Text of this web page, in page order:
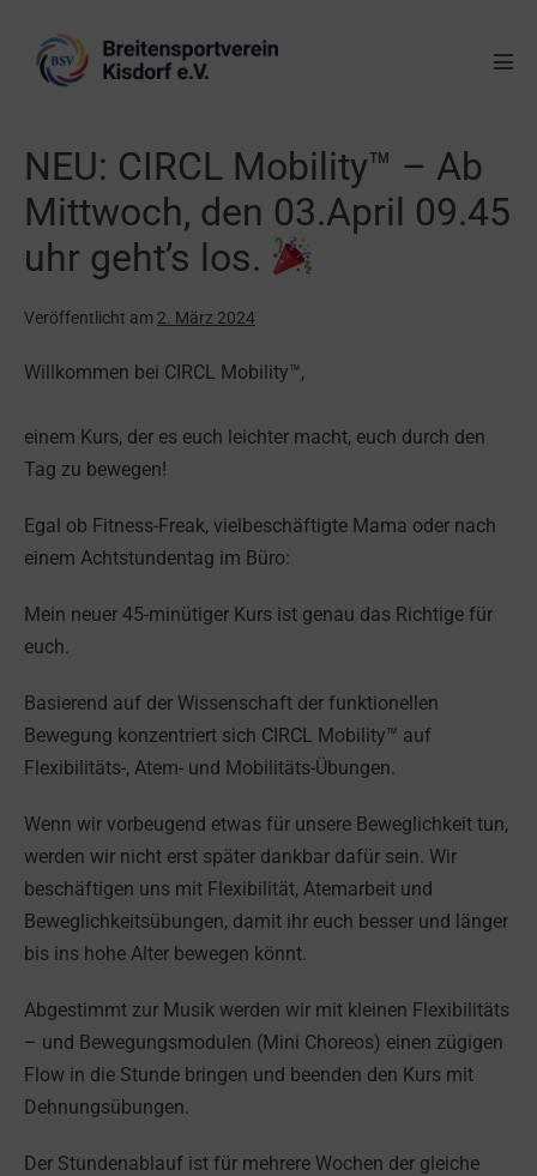
NEU: CIRCL Mobility™ – Ab
Mittwoch, den 03.April 09.45
uhr geht’s los.
Veröffentlicht am 2. März 2024
Willkommen bei CIRCL Mobility™,
einem Kurs, der es euch leichter macht, euch durch den
Tag zu bewegen!
Egal ob Fitness-Freak, vielbeschäftigte Mama oder nach
einem Achtstundentag im Büro:
Mein neuer 45-minütiger Kurs ist genau das Richtige für
euch.
Basierend auf der Wissenschaft der funktionellen
Bewegung konzentriert sich CIRCL Mobility™ auf
Flexibilitäts-, Atem- und Mobilitäts-Übungen.
Wenn wir vorbeugend etwas für unsere Beweglichkeit tun,
werden wir nicht erst später dankbar dafür sein. Wir
beschäftigen uns mit Flexibilität, Atemarbeit und
Beweglichkeitsübungen, damit ihr euch besser und länger
bis ins hohe Alter bewegen könnt.
Abgestimmt zur Musik werden wir mit kleinen Flexibilitäts
– und Bewegungsmodulen (Mini Choreos) einen zügigen
Flow in die Stunde bringen und beenden den Kurs mit
Dehnungsübungen.
Der Stundenablauf ist für mehrere Wochen der gleiche